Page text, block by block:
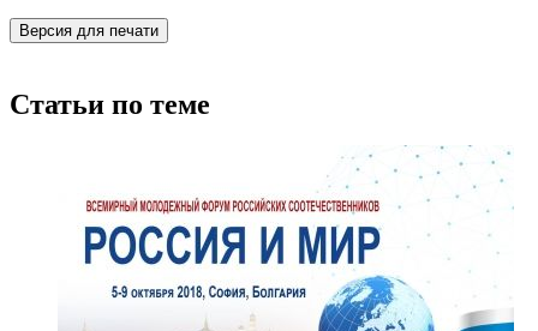
Версия для печати
Статьи по теме